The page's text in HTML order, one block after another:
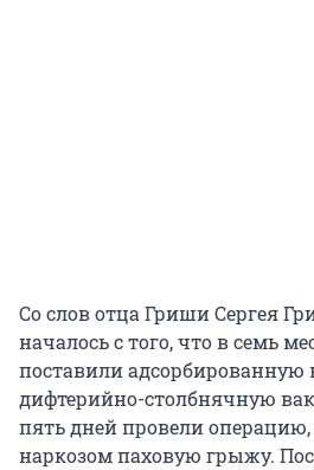
Со слов отца Гриши Сергея
началось с того, что в семь
поставили
дифтерийно-столбнячную
пять дней провели
наркозом паховую грыжу.